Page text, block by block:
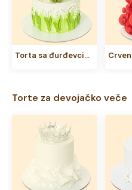
Torta sa đurđevcima
Torte za devojačko veče